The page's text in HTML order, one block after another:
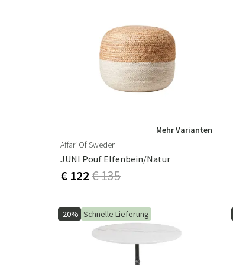
Mehr Varianten
Affari Of Sweden
JUNI Pouf Elfenbein/Natur
€ 122€ 135
-20% Schnelle Lieferung